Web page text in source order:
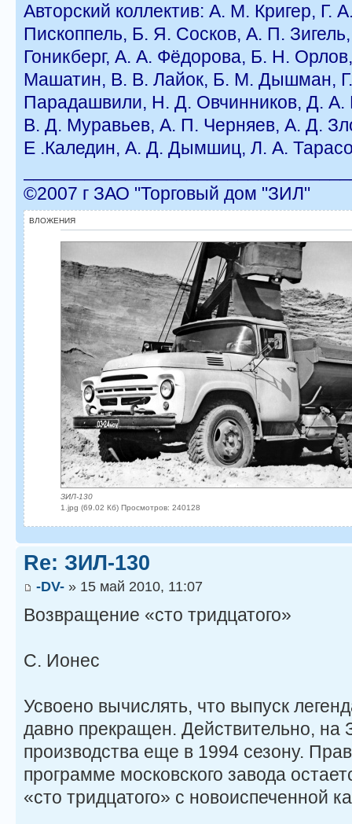
Авторский коллектив: А. М. Кригер, Г.
Пископпель, Б. Я. Сосков, А. П.
Гоникберг, А. А. Фёдорова, Б. Н.
Машатин, В. В. Лайок, Б. М. Дышман,
Парадашвили, Н. Д. Овчинников, Д.
В. Д. Муравьев, А. П. Черняев, А. Д.
Е .Каледин, А. Д. Дымшиц, Л. А.
©2007 г ЗАО "Торговый дом "ЗИЛ"
ВЛОЖЕНИЯ
ЗИЛ-130
1.jpg (69.02 Кб) Просмотров: 240128
Re: ЗИЛ-130
-DV- » 15 май 2010, 11:07
Возвращение «сто тридцатого»
С. Ионес
Усвоено вычислять, что выпуск
давно прекращен. Действительно, на
производства еще в 1994 сезону.
программе московского завода
«сто тридцатого» с новоиспеченной